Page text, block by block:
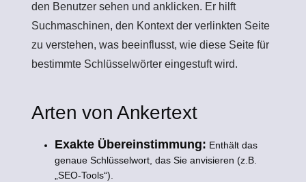
den Benutzer sehen und anklicken. Er hilft
Suchmaschinen, den Kontext der verlinkten Seite
zu verstehen, was beeinflusst, wie diese Seite für
bestimmte Schlüsselwörter eingestuft wird.
Arten von Ankertext
Exakte Übereinstimmung: Enthält das
genaue Schlüsselwort, das Sie anvisieren (z.B.
„SEO-Tools“).